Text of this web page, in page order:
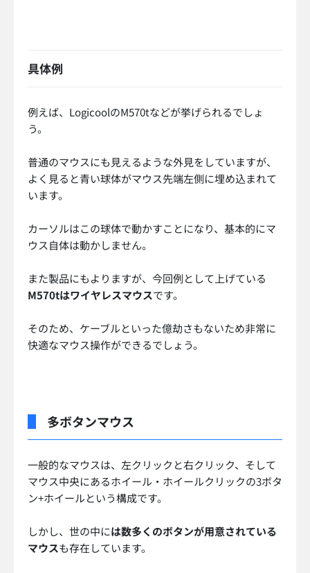
具体例
例えば、LogicoolのM570tなどが挙げられるでしょ
う。
普通のマウスにも見えるような外見をしていますが、
よく見ると青い球体がマウス先端左側に埋め込まれて
います。
カーソルはこの球体で動かすことになり、基本的にマ
ウス自体は動かしません。
また製品にもよりますが、今回例として上げている
M570tはワイヤレスマウスです。
そのため、ケーブルといった億劫さもないため非常に
快適なマウス操作ができるでしょう。
多ボタンマウス
一般的なマウスは、左クリックと右クリック、そして
マウス中央にあるホイール・ホイールクリックの3ボタ
ン+ホイールという構成です。
しかし、世の中には数多くのボタンが用意されている
マウスも存在しています。